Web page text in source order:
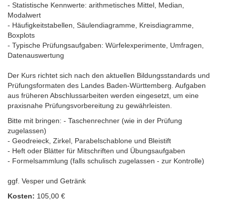
- Statistische Kennwerte: arithmetisches Mittel, Median,
Modalwert
- Häufigkeitstabellen, Säulendiagramme, Kreisdiagramme,
Boxplots
- Typische Prüfungsaufgaben: Würfelexperimente, Umfragen,
Datenauswertung
Der Kurs richtet sich nach den aktuellen Bildungsstandards und
Prüfungsformaten des Landes Baden-Württemberg. Aufgaben
aus früheren Abschlussarbeiten werden eingesetzt, um eine
praxisnahe Prüfungsvorbereitung zu gewährleisten.
Bitte mit bringen: - Taschenrechner (wie in der Prüfung
zugelassen)
- Geodreieck, Zirkel, Parabelschablone und Bleistift
- Heft oder Blätter für Mitschriften und Übungsaufgaben
- Formelsammlung (falls schulisch zugelassen - zur Kontrolle)
ggf. Vesper und Getränk
Kosten: 105,00 €